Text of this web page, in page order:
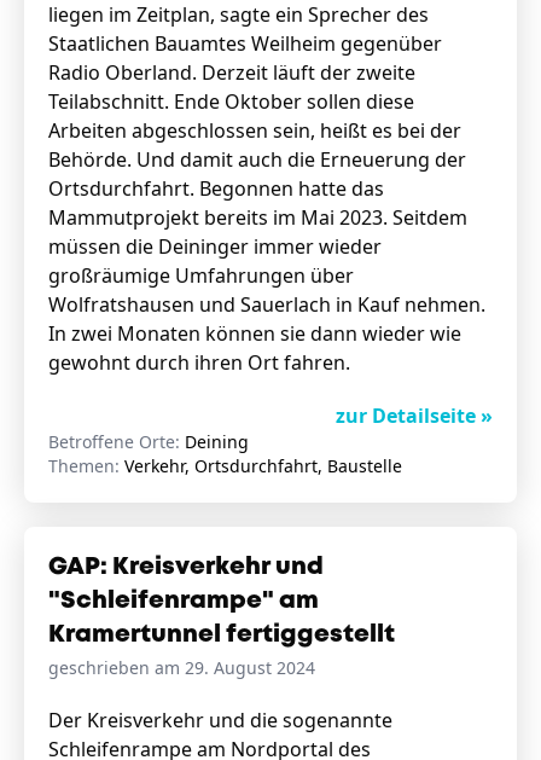
Wandern
Fotobox
Amphibienschutz
Team
Service
Nachgehört
Newsletter
Zeit fürs Oberland
Handwerker
liegen im Zeitplan, sagte ein Sprecher des
Staatlichen Bauamtes Weilheim gegenüber
Radio Oberland. Derzeit läuft der zweite
Teilabschnitt. Ende Oktober sollen diese
Arbeiten abgeschlossen sein, heißt es bei der
Behörde. Und damit auch die Erneuerung der
Ortsdurchfahrt. Begonnen hatte das
Mammutprojekt bereits im Mai 2023. Seitdem
müssen die Deininger immer wieder
großräumige Umfahrungen über
Wolfratshausen und Sauerlach in Kauf nehmen.
In zwei Monaten können sie dann wieder wie
gewohnt durch ihren Ort fahren.
zur Detailseite »
Betroffene Orte: Deining
Themen: Verkehr, Ortsdurchfahrt, Baustelle
GAP: Kreisverkehr und
"Schleifenrampe" am
Kramertunnel fertiggestellt
geschrieben am 29. August 2024
Der Kreisverkehr und die sogenannte
Schleifenrampe am Nordportal des